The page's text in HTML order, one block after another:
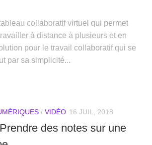
collaboratif virtuel qui permet
à distance à plusieurs et en
pour le travail collaboratif qui se
par sa simplicité...
/ VIDÉO 16 JUIL, 2018
des notes sur une